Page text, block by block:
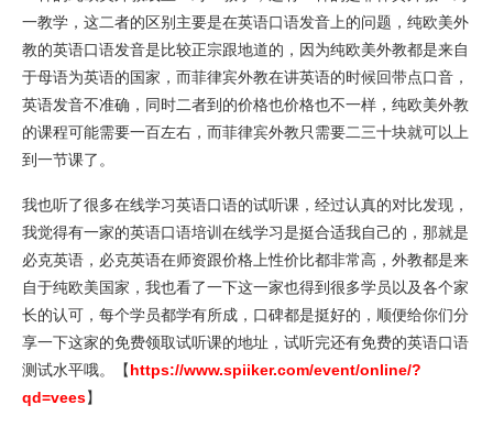
一教学，这二者的区别主要是在英语口语发音上的问题，纯欧美外
教的英语口语发音是比较正宗跟地道的，因为纯欧美外教都是来自
于母语为英语的国家，而菲律宾外教在讲英语的时候回带点口音，
英语发音不准确，同时二者到的价格也价格也不一样，纯欧美外教
的课程可能需要一百左右，而菲律宾外教只需要二三十块就可以上
到一节课了。
我也听了很多在线学习英语口语的试听课，经过认真的对比发现，
我觉得有一家的英语口语培训在线学习是挺合适我自己的，那就是
必克英语，必克英语在师资跟价格上性价比都非常高，外教都是来
自于纯欧美国家，我也看了一下这一家也得到很多学员以及各个家
长的认可，每个学员都学有所成，口碑都是挺好的，顺便给你们分
享一下这家的免费领取试听课的地址，试听完还有免费的英语口语
测试水平哦。【https://www.spiiker.com/event/online/?
qd=vees】